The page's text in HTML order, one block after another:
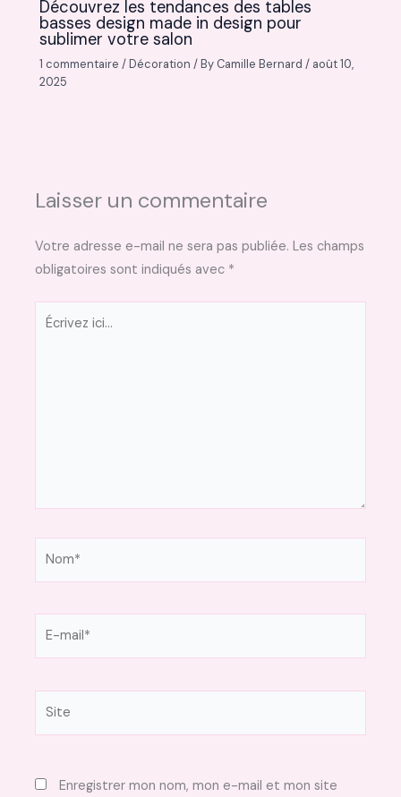
Découvrez les tendances des tables
basses design made in design pour
sublimer votre salon
1 commentaire /Décoration / By Camille Bernard/ août 10,
2025
Laisser un commentaire
Votre adresse e-mail ne sera pas publiée. Les champs
obligatoires sont indiqués avec *
Écrivez
Enregistrer mon nom, mon e-mail et mon site